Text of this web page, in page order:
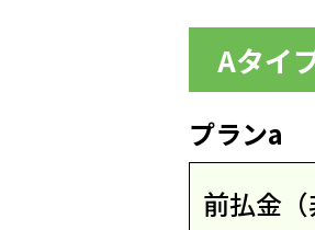
Aタイ
プランa
前払金（